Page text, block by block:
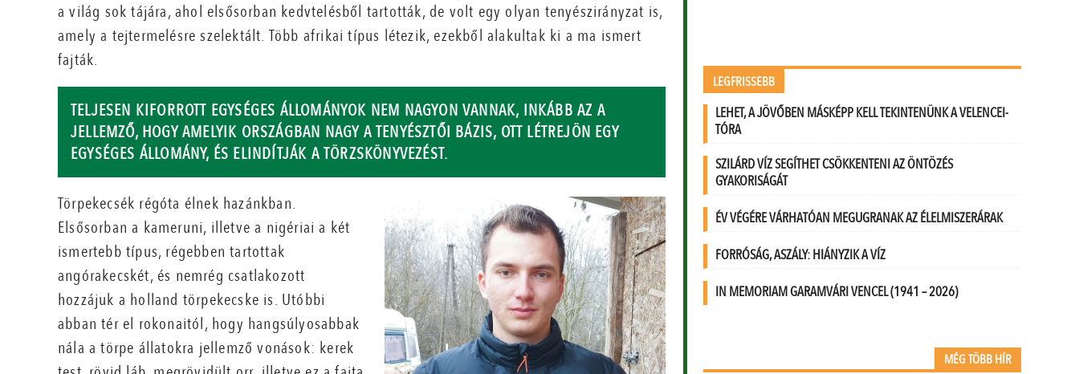
a világ sok tájára, ahol elsősorban kedvtelésből tartották, de volt egy olyan tenyészirányzat is,
amely a tejtermelésre szelektált. Több afrikai típus létezik, ezekből alakultak ki a ma ismert
fajták.
TELJESEN KIFORROTT EGYSÉGES ÁLLOMÁNYOK NEM NAGYON VANNAK, INKÁBB AZ A
JELLEMZŐ, HOGY AMELYIK ORSZÁGBAN NAGY A TENYÉSZTŐI BÁZIS, OTT LÉTREJÖN EGY
EGYSÉGES ÁLLOMÁNY, ÉS ELINDÍTJÁK A TÖRZSKÖNYVEZÉST.
Törpekecsék régóta élnek hazánkban.
Elsősorban a kameruni, illetve a nigériai a két
ismertebb típus, régebben tartottak
angórakecskét, és nemrég csatlakozott
hozzájuk a holland törpekecske is. Utóbbi
abban tér el rokonaitól, hogy hangsúlyosabbak
nála a törpe állatokra jellemző vonások: kerek
LEGFRISSEBB
LEHET, A JÖVŐBEN MÁSKÉPP KELL TEKINTENÜNK A VELENCEI-
TÓRA
SZILÁRD VÍZ SEGÍTHET CSÖKKENTENI AZ ÖNTÖZÉS
GYAKORISÁGÁT
ÉV VÉGÉRE VÁRHATÓAN MEGUGRANAK AZ ÉLELMISZERÁRAK
FORRÓSÁG, ASZÁLY: HIÁNYZIK A VÍZ
IN MEMORIAM GARAMVÁRI VENCEL (1941 – 2026)
MÉG TÖBB HÍR